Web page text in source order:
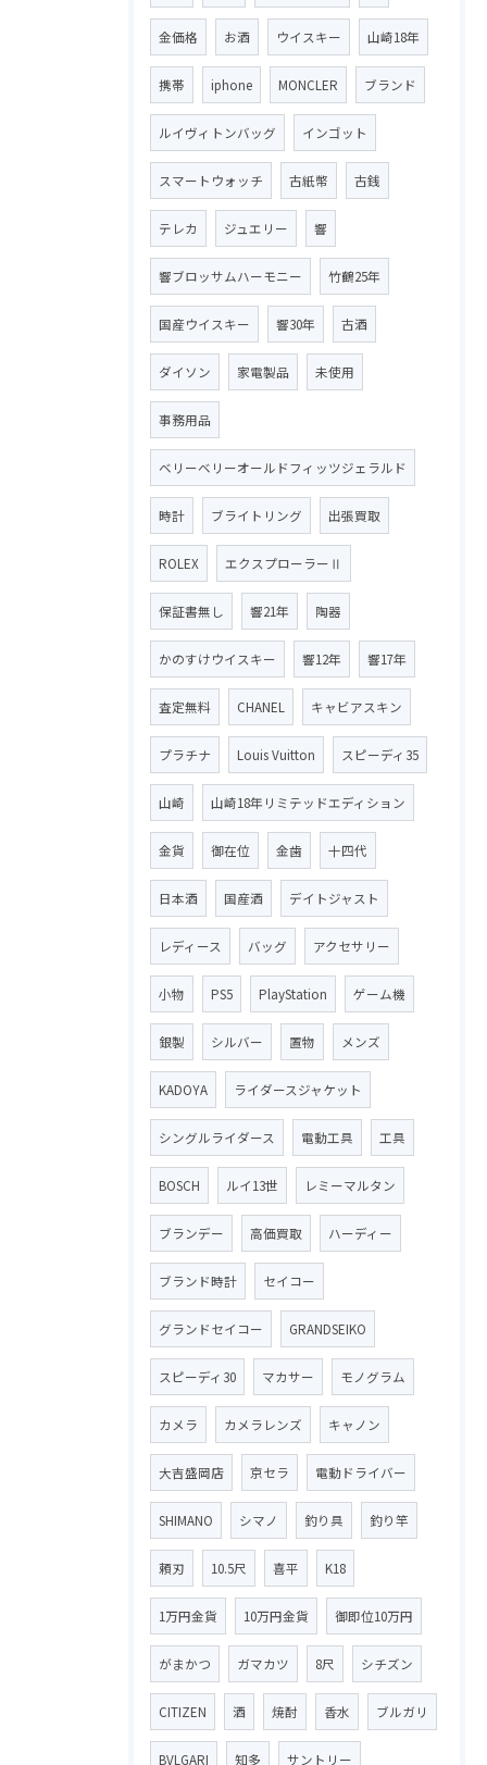
金価格 お酒 ウイスキー 山崎18年
携帯 iphone MONCLER ブランド
ルイヴィトンバッグ インゴット
スマートウォッチ 古紙幣 古銭
テレカ ジュエリー 響
響ブロッサムハーモニー 竹鶴25年
国産ウイスキー 響30年 古酒
ダイソン 家電製品 未使用
事務用品
ベリーベリーオールドフィッツジェラルド
時計 ブライトリング 出張買取
ROLEX エクスプローラーⅡ
保証書無し 響21年 陶器
かのすけウイスキー 響12年 響17年
査定無料 CHANEL キャビアスキン
プラチナ Louis Vuitton スピーディ35
山崎 山崎18年リミテッドエディション
金貨 御在位 金歯 十四代
日本酒 国産酒 デイトジャスト
レディース バッグ アクセサリー
小物 PS5 PlayStation ゲーム機
銀製 シルバー 置物 メンズ
KADOYA ライダースジャケット
シングルライダース 電動工具 工具
BOSCH ルイ13世 レミーマルタン
ブランデー 高価買取 ハーディー
ブランド時計 セイコー
グランドセイコー GRANDSEIKO
スピーディ30 マカサー モノグラム
カメラ カメラレンズ キャノン
大吉盛岡店 京セラ 電動ドライバー
SHIMANO シマノ 釣り具 釣り竿
頼刃 10.5尺 喜平 K18
1万円金貨 10万円金貨 御即位10万円
がまかつ ガマカツ 8尺 シチズン
CITIZEN 酒 焼酎 香水 ブルガリ
BVLGARI 知多 サントリー